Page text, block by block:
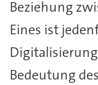
Beziehung
Eines ist
Bedeutung